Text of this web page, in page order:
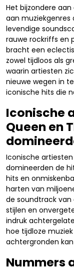
Het bijzondere
aan
levendige
rauwe rockriffs en
bracht een
zowel tijdloos als
waarin artiesten
nieuwe wegen in
iconische hits die
Iconische
Queen en
Iconische artiesten
domineerden de
hits en
harten van
de soundtrack van
stijlen en
indruk
hoe tijdloze
achtergronden
Nummers